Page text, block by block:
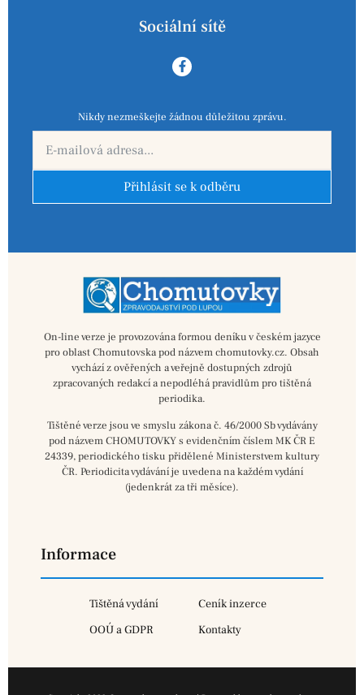
Sociální sítě
Nikdy nezmeškejte žádnou důležitou zprávu.
Přihlásit se k odběru
On-line verze je provozována formou deníku v českém jazyce
pro oblast Chomutovska pod názvem chomutovky.cz. Obsah
vychází z ověřených a veřejně dostupných zdrojů
zpracovaných redakcí a nepodléhá pravidlům pro tištěná
periodika.
Tištěné verze jsou ve smyslu zákona č. 46/2000 Sb vydávány
pod názvem CHOMUTOVKY s evidenčním číslem MK ČR E
24339, periodického tisku přidělené Ministerstvem kultury
ČR. Periodicita vydávání je uvedena na každém vydání
(jedenkrát za tři měsíce).
Informace
Tištěná vydání
Ceník inzerce
OOÚ a GDPR
Kontakty